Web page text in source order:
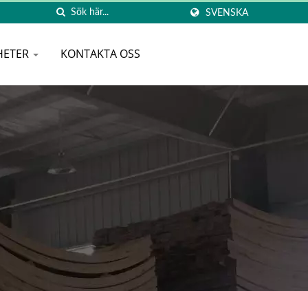
SVENSKA
KONTAKTA OSS